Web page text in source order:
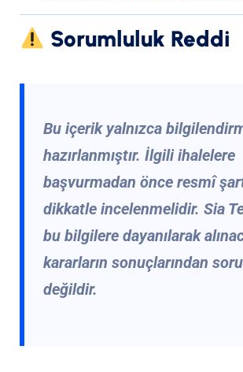
Sorumluluk Reddi
Bu içerik yalnızca
hazırlanmıştır. İlgili ihalelere
başvurmadan önce resmî
dikkatle incelenmelidir. Sia
bu bilgilere dayanılarak
kararların sonuçlarından
değildir.